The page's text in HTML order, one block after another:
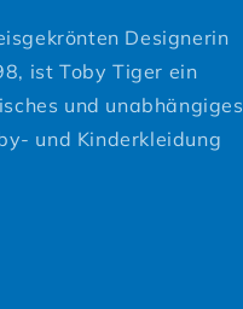
Designerin
ist Toby Tiger ein
und unabhängiges
und Kinderkleidung